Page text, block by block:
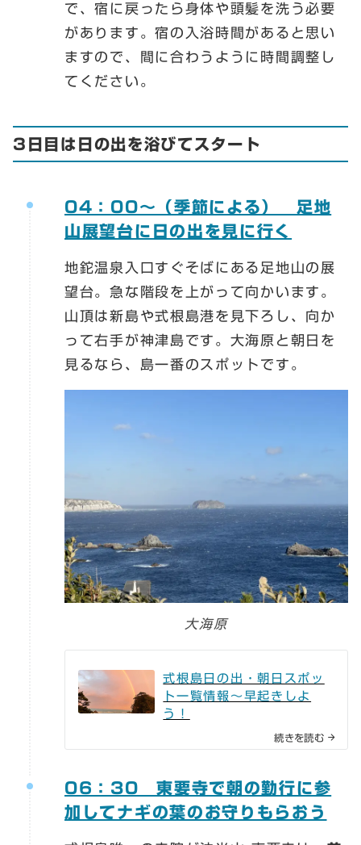
で、宿に戻ったら身体や頭髪を洗う必要
があります。宿の入浴時間があると思い
ますので、間に合わうように時間調整し
てください。
3日目は日の出を浴びてスタート
04：00～（季節による） 足地
山展望台に日の出を見に行く
地鉈温泉入口すぐそばにある足地山の展
望台。急な階段を上がって向かいます。
山頂は新島や式根島港を見下ろし、向か
って右手が神津島です。大海原と朝日を
見るなら、島一番のスポットです。
大海原
式根島日の出・朝日スポッ
ト一覧情報～早起きしよ
う！
続きを読む
06：30 東要寺で朝の勤行に参
加してナギの葉のお守りもらおう